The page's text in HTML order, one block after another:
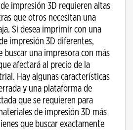
impresión 3D requieren altas
que otros necesitan una
Si desea imprimir con una
impresión 3D diferentes,
buscar una impresora con más
afectará al precio de la
Hay algunas características
y una plataforma de
que se requieren para
de impresión 3D más
que buscar exactamente